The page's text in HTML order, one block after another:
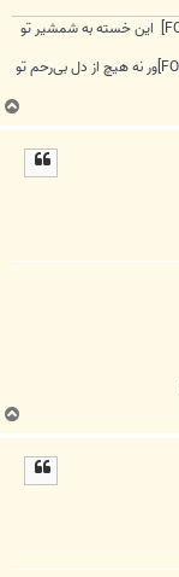
[FONT=lucida grande, tahoma, verdana, arial, sans-serif] این خسته به شمشیر تو
[FONT=lucida grande, tahoma, verdana, arial, sans-serif]ور نه هیچ از دل بی‌رحم تو